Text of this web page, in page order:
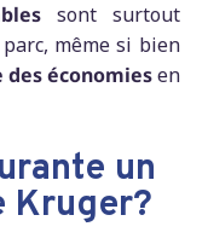
sont surtout
même si bien
des économiesen
un
Kruger?